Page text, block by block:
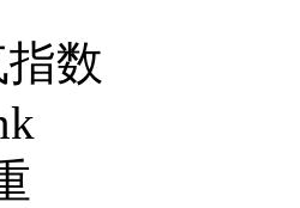
指数